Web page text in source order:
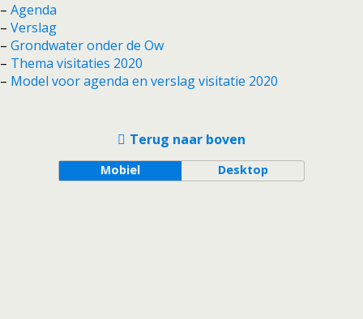
– Agenda
– Verslag
– Grondwater onder de Ow
– Thema visitaties 2020
– Model voor agenda en verslag visitatie 2020
Terug naar boven
Mobiel Desktop